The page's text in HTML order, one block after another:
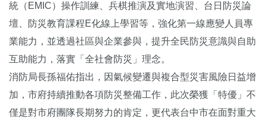
統（EMIC）操作訓練、兵棋推演及實地演習、台日防災論
壇、防災教育課程E化線上學習等，強化第一線應變人員專
業能力，並透過社區與企業參與，提升全民防災意識與自助
互助能力，落實「全社會防災」理念。
消防局長孫福佑指出，因氣候變遷與複合型災害風險日益增
加，市府持續推動各項防災整備工作，此次榮獲「特優」不
僅是對市府團隊長期努力的肯定，更代表台中市在面對重大